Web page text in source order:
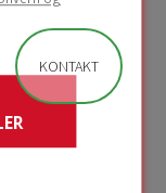
plass, er
å skifte
når
opp. Vi
det
på
KONTAKT